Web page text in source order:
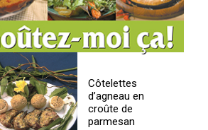
Côtelettes
d’agneau en
croûte de
parmesan